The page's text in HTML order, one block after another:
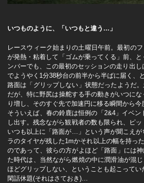
いつものように、「いつもと違う…」
レースウィーク始まりの土曜日午前。最初の
が発熱・粘着して「ゴムが乗ってくる」前、
ンバーでも、この最初のセッションの走り出
でようやく1分38秒台の前半から半ばに届く、
路面は「グリップしない」状態だったようだ
だが、特に野尻は操舵する手の動きがいつに
り増し、そのすぐ先で加速円に移る瞬間から
そういえば、春の鈴鹿は恒例の「2&4」イベ
し出す。残念ながら観戦者の数も限られ、ピ
いつも以上に「路面が…」という声が聞こえ
ラのタイヤが残した1mかそれ以上の幅を持っ
のであって、彼らの方がよほど「路面」には
た時代は、当然ながら燃焼の中に潤滑油が混
ほどグリップしない、ということも起こって
閑話休題(それはさておき)…